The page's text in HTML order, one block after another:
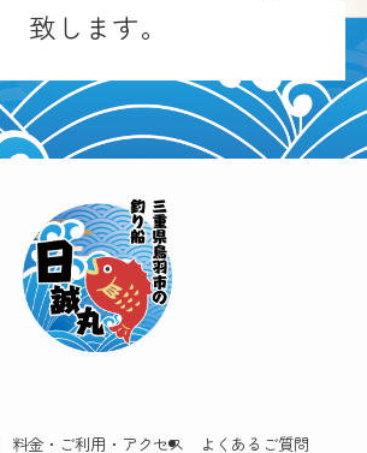
致します。
料金・ご利用・アクセス よくあるご質問